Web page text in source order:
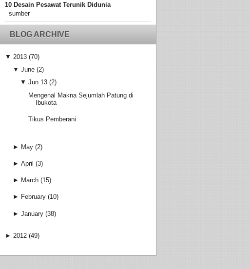
10 Desain Pesawat Terunik Didunia
sumber
BLOG ARCHIVE
▼ 2013 (70)
▼ June (2)
▼Jun 13 (2)
Mengenal Makna Sejumlah Patung di
Ibukota
Tikus Pemberani
► May (2)
► April (3)
► March (15)
► February (10)
► January (38)
► 2012 (49)